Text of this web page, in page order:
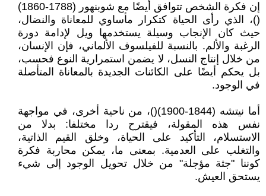
إن فكرة الشخص تتوافق أيضًا مع شوبنهور (1788-1860)
()، الذي رأى الحياة كتكرار مأساوي للمعاناة والنضال،
حيث كان الإنجاب وسيلة يستخدمها ويل لإدامة دورة
الرغبة والألم. بالنسبة للفيلسوف الألماني، فإن الإنسان،
من خلال إنتاج النسل، لا يضمن استمرارية النوع فحسب،
بل يحكم أيضًا على الكائنات الجديدة بالمعاناة المتأصلة
في الوجود.
أما نيتشه (1844-1900)()، من ناحية أخرى، في مواجهة
نفس هذه المقولة، فيقترح ردا مختلفا: بدلا من
الاستسلام، التأكيد على الحياة، وخلق القيم الذاتية،
والتغلب على العدمية. بمعنى ما، يمكن محاربة فكرة
كوننا "جثة مؤجلة" من خلال تحويل الوجود إلى شيء
يستحق العيش.